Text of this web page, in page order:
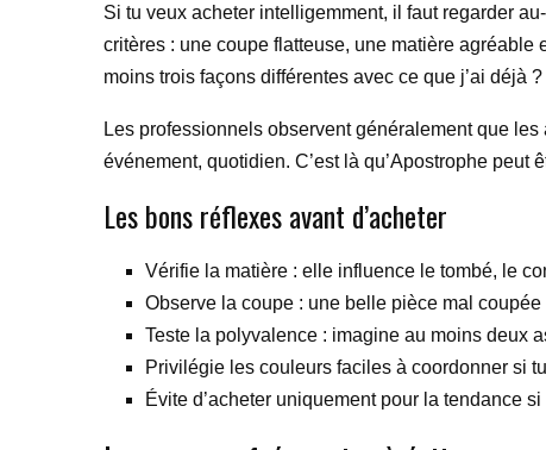
Si tu veux acheter intelligemment, il faut regarder
critères : une coupe flatteuse, une matière
moins trois façons différentes avec ce que j’ai déjà ?
Les professionnels observent généralement que
événement, quotidien. C’est là qu’Apostrophe
Les bons réflexes avant d’acheter
Vérifie la matière : elle influence le tombé, le
Observe la coupe : une belle pièce mal
Teste la polyvalence : imagine au moins deux
Privilégie les couleurs faciles à coordonner si
Évite d’acheter uniquement pour la tendance